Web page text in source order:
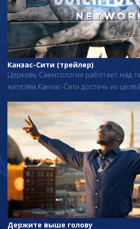
Канзас-Сити (трейлер)
Церковь Саентологии работает над
жителям Канзас-Сити достичь их
Держите выше голову